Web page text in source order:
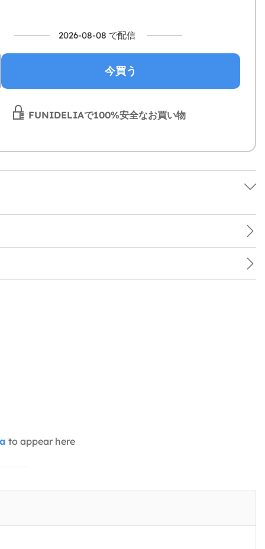
2026-08-08 で配信
今買う
FUNIDELIAで100%安全なお買い物
to appear here